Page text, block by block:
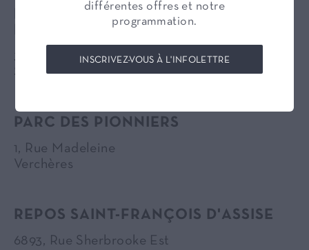
ÉGLISE DE SAINT-ALEXIS-DES-
30, Rue Saint-Pierre
Saint-Alexis-des-Monts
PARC DES PIONNIERS
1, Rue Madeleine
Verchères
REPOS SAINT-FRANÇOIS D'ASSISE
6893, Rue Sherbrooke Est
différentes offres et notre
programmation.
INSCRIVEZ-VOUS À L'INFOLETTRE